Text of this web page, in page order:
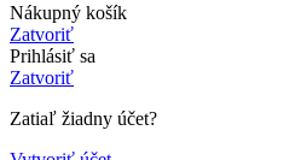
Nákupný košík
Zatvoriť
Prihlásiť sa
Zatvoriť
Zatiaľ žiadny účet?